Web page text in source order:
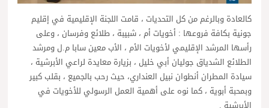
كالعادة وبالرغم من كل التحديات ، قامت اللجنة الإقليمية في إقليم
جونية بكافة فروعها : أخويات أم ، شبيبة ، طلائع وفرسان ، وعلى
رأسها المرشد الإقليمي لأخويات الأم ، الأب معين سابا م.ل ومرشد
الطلائع الشدياق جوليان أبي خليل ، بزيارة معايدة لراعي الأبرشية ،
سيادة المطران أنطوان نبيل العنداري، حيث رحب بالجميع ، بقلب كبير
وبمحبة أبوية ، كما نوه على أهمية العمل الرسولي للأخويات في